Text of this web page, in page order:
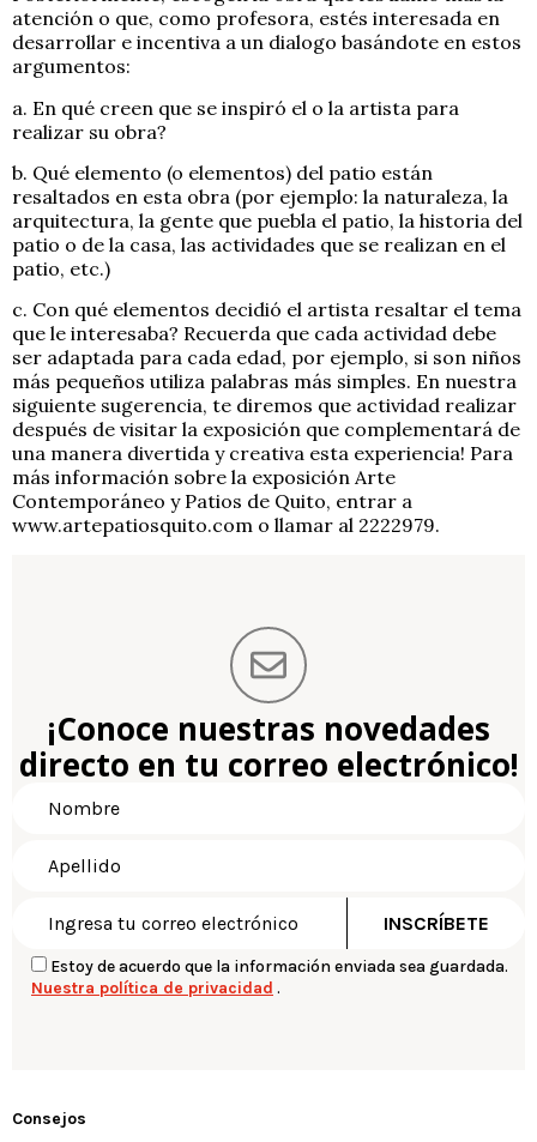
atención o que, como profesora, estés interesada en
desarrollar e incentiva a un dialogo basándote en estos
argumentos:
a. En qué creen que se inspiró el o la artista para
realizar su obra?
b. Qué elemento (o elementos) del patio están
resaltados en esta obra (por ejemplo: la naturaleza, la
arquitectura, la gente que puebla el patio, la historia del
patio o de la casa, las actividades que se realizan en el
patio, etc.)
c. Con qué elementos decidió el artista resaltar el tema
que le interesaba? Recuerda que cada actividad debe
ser adaptada para cada edad, por ejemplo, si son niños
más pequeños utiliza palabras más simples. En nuestra
siguiente sugerencia, te diremos que actividad realizar
después de visitar la exposición que complementará de
una manera divertida y creativa esta experiencia! Para
más información sobre la exposición Arte
Contemporáneo y Patios de Quito, entrar a
www.artepatiosquito.com o llamar al 2222979.
¡Conoce nuestras novedades
directo en tu correo electrónico!
Estoy de acuerdo que la información enviada sea guardada.
Nuestra política de privacidad .
Consejos